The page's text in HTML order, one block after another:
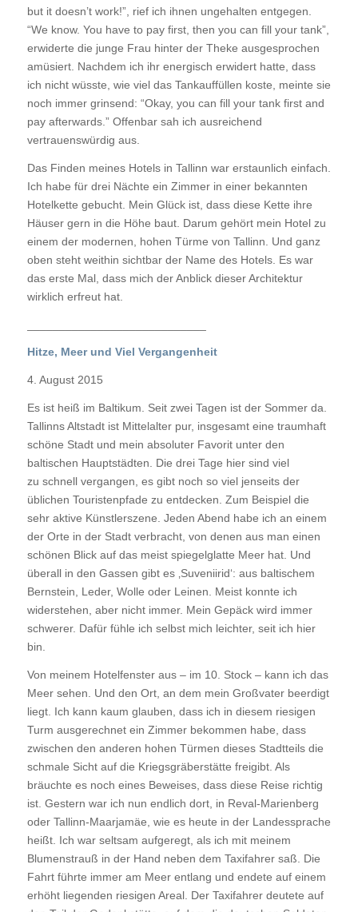
but it doesn’t work!”, rief ich ihnen ungehalten entgegen.
“We know. You have to pay first, then you can fill your tank”,
erwiderte die junge Frau hinter der Theke ausgesprochen
amüsiert. Nachdem ich ihr energisch erwidert hatte, dass
ich nicht wüsste, wie viel das Tankauffüllen koste, meinte sie
noch immer grinsend: “Okay, you can fill your tank first and
pay afterwards.” Offenbar sah ich ausreichend
vertrauenswürdig aus.
Das Finden meines Hotels in Tallinn war erstaunlich einfach.
Ich habe für drei Nächte ein Zimmer in einer bekannten
Hotelkette gebucht. Mein Glück ist, dass diese Kette ihre
Häuser gern in die Höhe baut. Darum gehört mein Hotel zu
einem der modernen, hohen Türme von Tallinn. Und ganz
oben steht weithin sichtbar der Name des Hotels. Es war
das erste Mal, dass mich der Anblick dieser Architektur
wirklich erfreut hat.
Hitze, Meer und Viel Vergangenheit
4. August 2015
Es ist heiß im Baltikum. Seit zwei Tagen ist der Sommer da.
Tallinns Altstadt ist Mittelalter pur, insgesamt eine traumhaft
schöne Stadt und mein absoluter Favorit unter den
baltischen Hauptstädten. Die drei Tage hier sind viel
zu schnell vergangen, es gibt noch so viel jenseits der
üblichen Touristenpfade zu entdecken. Zum Beispiel die
sehr aktive Künstlerszene. Jeden Abend habe ich an einem
der Orte in der Stadt verbracht, von denen aus man einen
schönen Blick auf das meist spiegelglatte Meer hat. Und
überall in den Gassen gibt es ‚Suveniirid‘: aus baltischem
Bernstein, Leder, Wolle oder Leinen. Meist konnte ich
widerstehen, aber nicht immer. Mein Gepäck wird immer
schwerer. Dafür fühle ich selbst mich leichter, seit ich hier
bin.
Von meinem Hotelfenster aus – im 10. Stock – kann ich das
Meer sehen. Und den Ort, an dem mein Großvater beerdigt
liegt. Ich kann kaum glauben, dass ich in diesem riesigen
Turm ausgerechnet ein Zimmer bekommen habe, dass
zwischen den anderen hohen Türmen dieses Stadtteils die
schmale Sicht auf die Kriegsgräberstätte freigibt. Als
bräuchte es noch eines Beweises, dass diese Reise richtig
ist. Gestern war ich nun endlich dort, in Reval-Marienberg
oder Tallinn-Maarjamäe, wie es heute in der Landessprache
heißt. Ich war seltsam aufgeregt, als ich mit meinem
Blumenstrauß in der Hand neben dem Taxifahrer saß. Die
Fahrt führte immer am Meer entlang und endete auf einem
erhöht liegenden riesigen Areal. Der Taxifahrer deutete auf